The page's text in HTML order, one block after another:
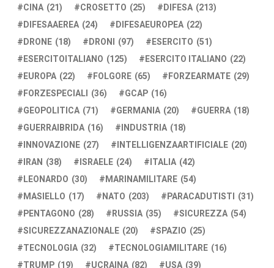
CINA (21) CROSETTO (25) DIFESA (213)
DIFESAAEREA (24) DIFESAEUROPEA (22)
DRONE (18) DRONI (97) ESERCITO (51)
ESERCITOITALIANO (125) ESERCITO ITALIANO (22)
EUROPA (22) FOLGORE (65) FORZEARMATE (29)
FORZESPECIALI (36) GCAP (16)
GEOPOLITICA (71) GERMANIA (20) GUERRA (18)
GUERRAIBRIDA (16) INDUSTRIA (18)
INNOVAZIONE (27) INTELLIGENZAARTIFICIALE (20)
IRAN (38) ISRAELE (24) ITALIA (42)
LEONARDO (30) MARINAMILITARE (54)
MASIELLO (17) NATO (203) PARACADUTISTI (31)
PENTAGONO (28) RUSSIA (35) SICUREZZA (54)
SICUREZZANAZIONALE (20) SPAZIO (25)
TECNOLOGIA (32) TECNOLOGIAMILITARE (16)
TRUMP (19) UCRAINA (82) USA (39)